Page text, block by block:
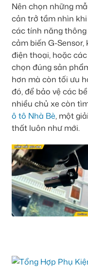
Nên chọn những
cản trở tầm nhìn
các tính năng
cảm biến G-
điện thoại, hoặc
chọn đúng sản
hơn mà còn tối ưu
đó, để bảo vệ các
nhiều chủ xe còn
ô tô Nhà Bè, một
thất luôn như mới.